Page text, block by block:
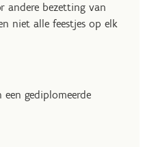
andere bezetting van
niet alle feestjes op elk
een gediplomeerde